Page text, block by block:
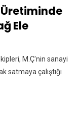
Ele
M.Ç'nin sanayi
satmaya çalıştığı